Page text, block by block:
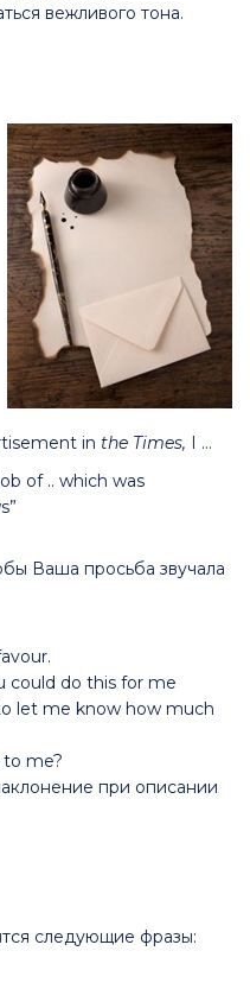
вежливого тона.
in the Times, I …
of .. which was
Ваша просьба звучала
could do this for me
let me know how much
to me?
при описании
следующие фразы: